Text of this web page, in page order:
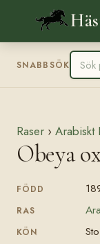
SNABBSÖK
Raser › Arabiskt
Obeya
FÖDD
RAS
KÖN Sto